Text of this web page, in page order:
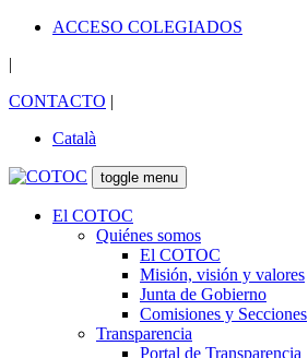
ACCESO COLEGIADOS
|
CONTACTO |
Català
toggle menu
El COTOC
Quiénes somos
El COTOC
Misión, visión y valores
Junta de Gobierno
Comisiones y Secciones
Transparencia
Portal de Transparencia